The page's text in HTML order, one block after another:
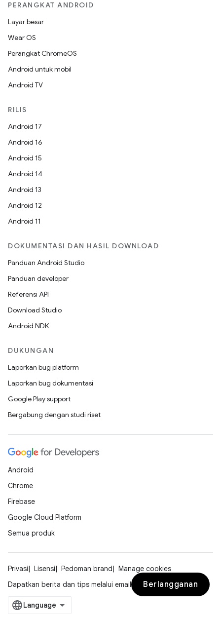
PERANGKAT ANDROID
Layar besar
Wear OS
Perangkat ChromeOS
Android untuk mobil
Android TV
RILIS
Android 17
Android 16
Android 15
Android 14
Android 13
Android 12
Android 11
DOKUMENTASI DAN HASIL DOWNLOAD
Panduan Android Studio
Panduan developer
Referensi API
Download Studio
Android NDK
DUKUNGAN
Laporkan bug platform
Laporkan bug dokumentasi
Google Play support
Bergabung dengan studi riset
Android
Chrome
Firebase
Google Cloud Platform
Semua produk
Privasi Lisensi Pedoman brand
Manage cookies
Dapatkan berita dan tips melalui email
Berlangganan